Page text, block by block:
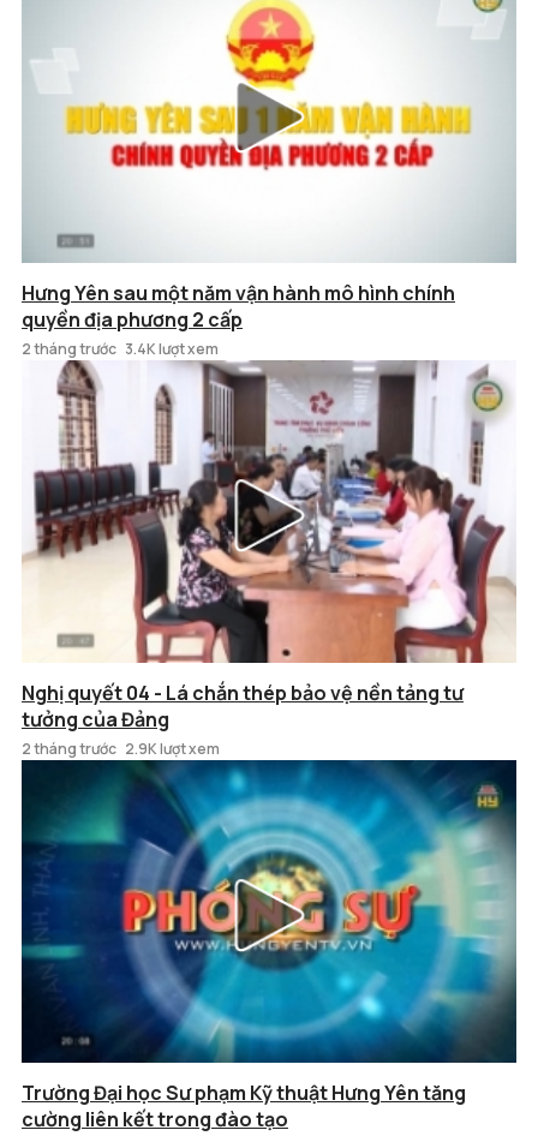
Hưng Yên sau một năm vận hành mô hình chính
quyền địa phương 2 cấp
2 tháng trước 3.4K lượt xem
Nghị quyết 04 - Lá chắn thép bảo vệ nền tảng tư
tưởng của Đảng
2 tháng trước 2.9K lượt xem
Trường Đại học Sư phạm Kỹ thuật Hưng Yên tăng
cường liên kết trong đào tạo